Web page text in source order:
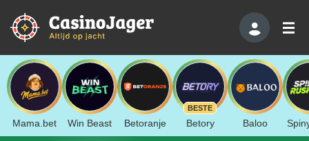
Mama.bet Win Beast Betoranje
BESTE
Betory Baloo